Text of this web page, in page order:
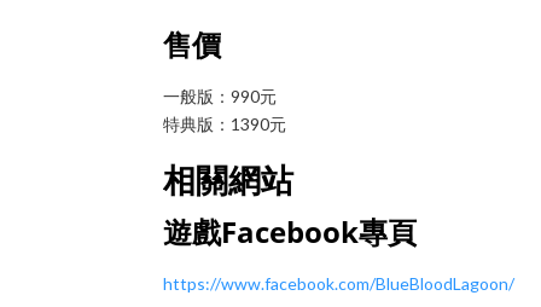
售價
一般版：990元
特典版：1390元
相關網站
遊戲Facebook專頁
https://www.facebook.com/BlueBloodLagoon/